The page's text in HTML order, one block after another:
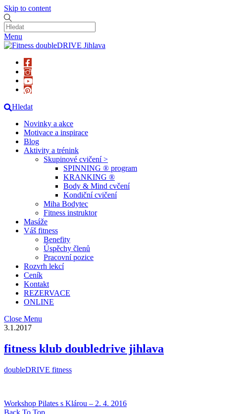
Skip to content
Menu
Hledat
Novinky a akce
Motivace a inspirace
Blog
Aktivity a trénink
Skupinové cvičení >
SPINNING ® program
KRANKING ®
Body & Mind cvčení
Kondiční cvičení
Miha Bodytec
Fitness instruktor
Masáže
Váš fitness
Benefity
Úspěchy členů
Pracovní pozice
Rozvrh lekcí
Ceník
Kontakt
REZERVACE
ONLINE
Close Menu
3.1.2017
fitness klub doubledrive jihlava
doubleDRIVE fitness
Workshop Pilates s Klárou – 2. 4. 2016
Back To Top